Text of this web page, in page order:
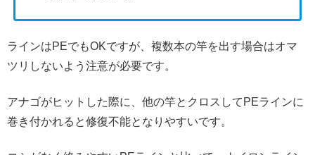
ラインはPEでもOKですが、複数本の竿を出す場合はオマ
ツリしないよう注意が必要です。
アナゴがヒットした際に、他の竿とクロスしてPEラインに
巻き付かれると修復不能となりやすいです。